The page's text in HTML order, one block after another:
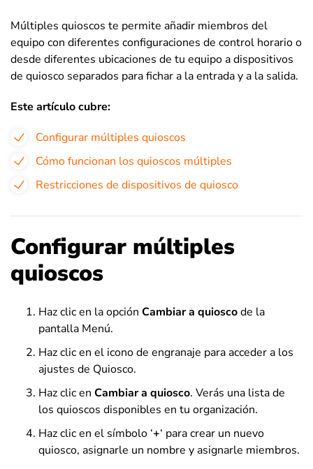
Múltiples quioscos te permite añadir miembros del
equipo con diferentes configuraciones de control horario o
desde diferentes ubicaciones de tu equipo a dispositivos
de quiosco separados para fichar a la entrada y a la salida.
Este artículo cubre:
Configurar múltiples quioscos
Cómo funcionan los quioscos múltiples
Restricciones de dispositivos de quiosco
Configurar múltiples
quioscos
Haz clic en la opción Cambiar a quioscode la
pantalla Menú.
Haz clic en el icono de engranaje para acceder a los
ajustes de Quiosco.
Haz clic en Cambiar a quiosco. Verás una lista de
los quioscos disponibles en tu organización.
Haz clic en el símbolo ‘+‘ para crear un nuevo
quiosco, asignarle un nombre y asignarle miembros.